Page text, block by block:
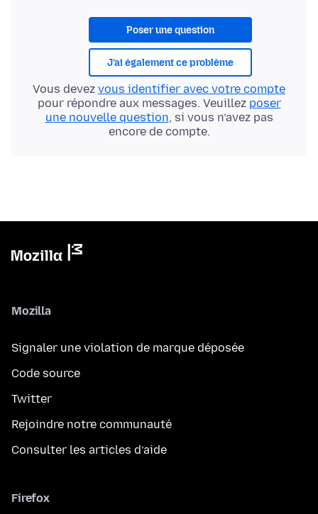
Poser une question
J’ai également ce problème
Vous devez vous identifier avec votre compte
pour répondre aux messages. Veuillez poser
une nouvelle question, si vous n’avez pas
encore de compte.
Mozilla
Signaler une violation de marque déposée
Code source
Twitter
Rejoindre notre communauté
Consulter les articles d’aide
Firefox